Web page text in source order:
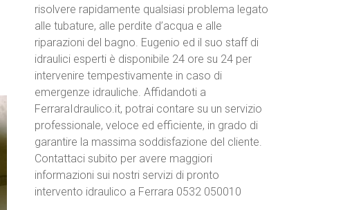
risolvere rapidamente qualsiasi problema legato
alle tubature, alle perdite d’acqua e alle
riparazioni del bagno. Eugenio ed il suo staff di
idraulici esperti è disponibile 24 ore su 24 per
intervenire tempestivamente in caso di
emergenze idrauliche. Affidandoti a
FerraraIdraulico.it, potrai contare su un servizio
professionale, veloce ed efficiente, in grado di
garantire la massima soddisfazione del cliente.
Contattaci subito per avere maggiori
informazioni sui nostri servizi di pronto
intervento idraulico a Ferrara 0532 050010